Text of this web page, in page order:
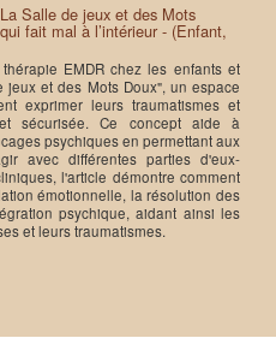
Salle de jeux et des Mots
fait mal à l’intérieur - (Enfant,
EMDR chez les enfants et
et des Mots Doux", un espace
exprimer leurs traumatismes et
sécurisée. Ce concept aide à
psychiques en permettant aux
avec différentes parties d'eux-
l'article démontre comment
émotionnelle, la résolution des
psychique, aidant ainsi les
et leurs traumatismes.